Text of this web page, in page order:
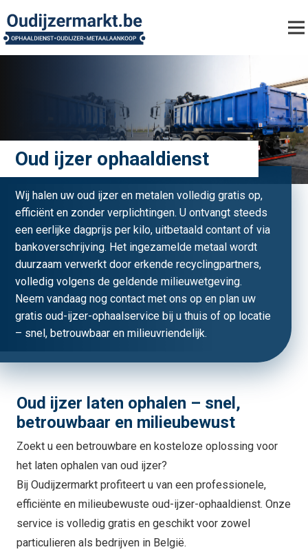
Oud ijzer ophaaldienst
Wij halen uw oud ijzer en metalen volledig gratis op,
efficiënt en zonder verplichtingen. U ontvangt steeds
een eerlijke dagprijs per kilo, uitbetaald contant of via
bankoverschrijving. Het ingezamelde metaal wordt
duurzaam verwerkt door erkende recyclingpartners,
volledig volgens de geldende milieuwetgeving.
Neem vandaag nog contact met ons op en plan uw
gratis oud-ijzer-ophaalservice bij u thuis of op locatie
– snel, betrouwbaar en milieuvriendelijk.
Oud ijzer laten ophalen – snel,
betrouwbaar en milieubewust
Zoekt u een betrouwbare en kosteloze oplossing voor
het laten ophalen van oud ijzer?
Bij Oudijzermarkt profiteert u van een professionele,
efficiënte en milieubewuste oud-ijzer-ophaaldienst. Onze
service is volledig gratis en geschikt voor zowel
particulieren als bedrijven in België.